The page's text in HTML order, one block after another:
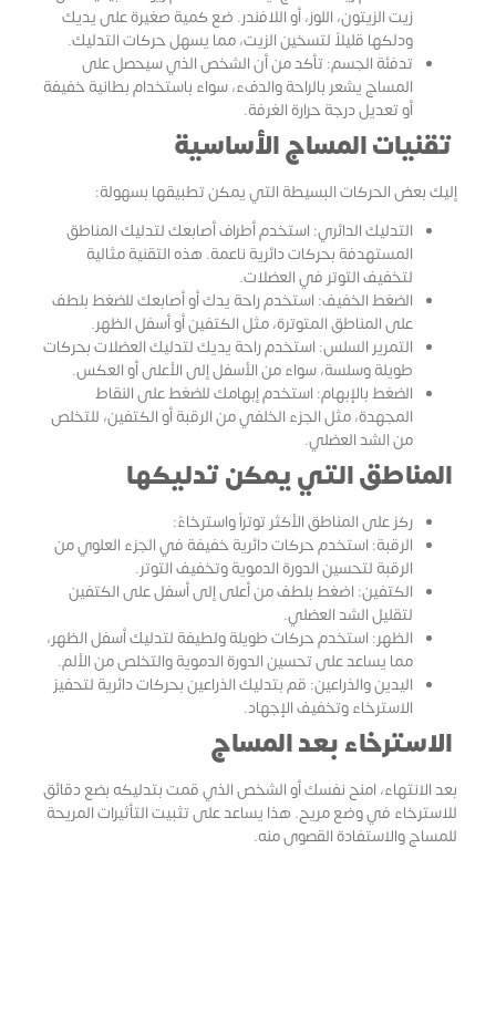
زيت الزيتون، اللوز، أو اللافندر. ضع كمية صغيرة على يديك
ودلكها قليلاً لتسخين الزيت، مما يسهل حركات التدليك.
تدفئة الجسم: تأكد من أن الشخص الذي سيحصل على
المساج يشعر بالراحة والدفء، سواء باستخدام بطانية خفيفة
أو تعديل درجة حرارة الغرفة.
تقنيات المساج الأساسية
إليك بعض الحركات البسيطة التي يمكن تطبيقها بسهولة:
التدليك الدائري: استخدم أطراف أصابعك لتدليك المناطق
المستهدفة بحركات دائرية ناعمة. هذه التقنية مثالية
لتخفيف التوتر في العضلات.
الضغط الخفيف: استخدم راحة يدك أو أصابعك للضغط بلطف
على المناطق المتوترة، مثل الكتفين أو أسفل الظهر.
التمرير السلس: استخدم راحة يديك لتدليك العضلات بحركات
طويلة وسلسة، سواء من الأسفل إلى الأعلى أو العكس.
الضغط بالإبهام: استخدم إبهامك للضغط على النقاط
المجهدة، مثل الجزء الخلفي من الرقبة أو الكتفين، للتخلص
من الشد العضلي.
المناطق التي يمكن تدليكها
ركز على المناطق الأكثر توتراً واسترخاءً:
الرقبة: استخدم حركات دائرية خفيفة في الجزء العلوي من
الرقبة لتحسين الدورة الدموية وتخفيف التوتر.
الكتفين: اضغط بلطف من أعلى إلى أسفل على الكتفين
لتقليل الشد العضلي.
الظهر: استخدم حركات طويلة ولطيفة لتدليك أسفل الظهر،
مما يساعد على تحسين الدورة الدموية والتخلص من الألم.
اليدين والذراعين: قم بتدليك الذراعين بحركات دائرية لتحفيز
الاسترخاء وتخفيف الإجهاد.
الاسترخاء بعد المساج
بعد الانتهاء، امنح نفسك أو الشخص الذي قمت بتدليكه بضع دقائق
للاسترخاء في وضع مريح. هذا يساعد على تثبيت التأثيرات المريحة
للمساج والاستفادة القصوى منه.